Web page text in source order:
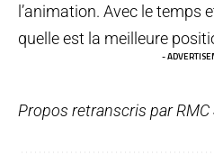
l’animation. Avec le temps
quelle est la meilleure
-
Propos retranscris par RMC